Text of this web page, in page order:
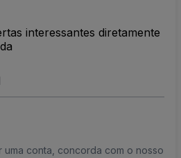
interessantes diretamente
uma conta, concorda com o nosso